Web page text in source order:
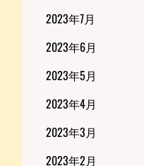
2023年7月
2023年6月
2023年5月
2023年4月
2023年3月
2023年2月